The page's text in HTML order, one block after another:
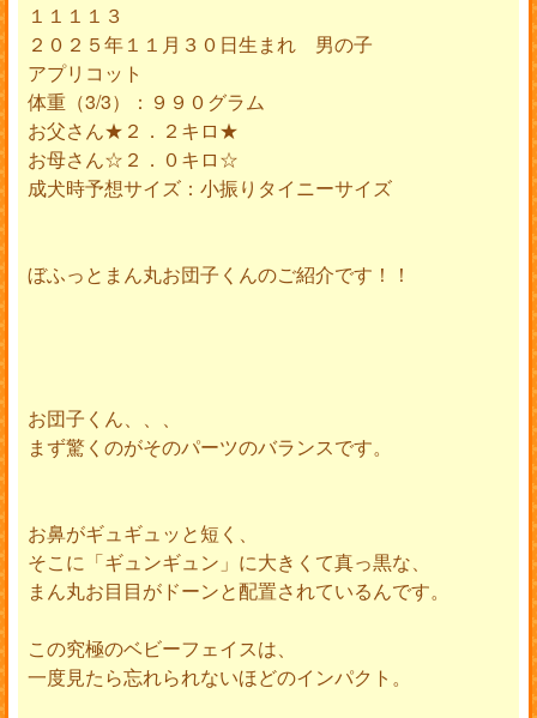
１１１１３
２０２５年１１月３０日生まれ 男の子
アプリコット
体重（3/3）：９９０グラム
お父さん★２．２キロ★
お母さん☆２．０キロ☆
成犬時予想サイズ：小振りタイニーサイズ
ぼふっとまん丸お団子くんのご紹介です！！
お団子くん、、、
まず驚くのがそのパーツのバランスです。
お鼻がギュギュッと短く、
そこに「ギュンギュン」に大きくて真っ黒な、
まん丸お目目がドーンと配置されているんです。
この究極のベビーフェイスは、
一度見たら忘れられないほどのインパクト。